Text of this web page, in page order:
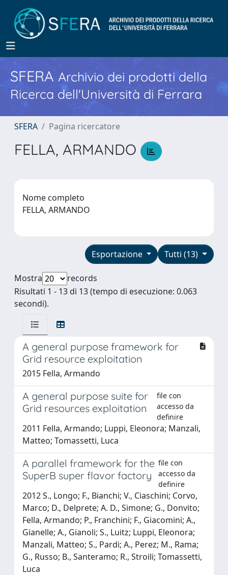
SFERA Archivio dei prodotti della
Ricerca dell'Università di Ferrara
SFERA Pagina ricercatore
FELLA, ARMANDO
Nome completo
FELLA, ARMANDO
Tutti (13)
Esportazione
Mostra
records
Risultati 1 - 13 di 13 (tempo di esecuzione: 0.063
secondi).
A general purpose framework for
Grid resource exploitation
2015 Fella, Armando
A general purpose suite for
Grid resources exploitation
file con
accesso da
definire
2011 Fella, Armando; Luppi, Eleonora; Manzali,
Matteo; Tomassetti, Luca
A parallel framework for the
SuperB super flavor factory
file con
accesso da
definire
2012 S., Longo; F., Bianchi; V., Ciaschini; Corvo,
Marco; D., Delprete; A. D., Simone; G., Donvito;
Fella, Armando; P., Franchini; F., Giacomini; A.,
Gianelle; A., Gianoli; S., Luitz; Luppi, Eleonora;
Manzali, Matteo; S., Pardi; A., Perez; M., Rama;
G., Russo; B., Santeramo; R., Stroili; Tomassetti,
Luca